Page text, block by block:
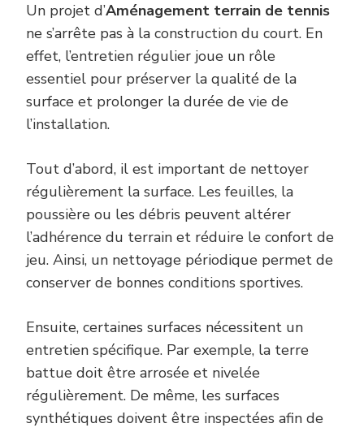
Un projet d’Aménagement terrain de tennis
ne s’arrête pas à la construction du court. En
effet, l’entretien régulier joue un rôle
essentiel pour préserver la qualité de la
surface et prolonger la durée de vie de
l’installation.
Tout d’abord, il est important de nettoyer
régulièrement la surface. Les feuilles, la
poussière ou les débris peuvent altérer
l’adhérence du terrain et réduire le confort de
jeu. Ainsi, un nettoyage périodique permet de
conserver de bonnes conditions sportives.
Ensuite, certaines surfaces nécessitent un
entretien spécifique. Par exemple, la terre
battue doit être arrosée et nivelée
régulièrement. De même, les surfaces
synthétiques doivent être inspectées afin de